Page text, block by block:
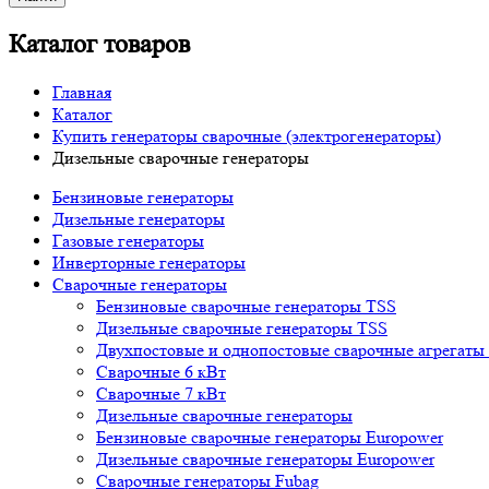
Каталог товаров
Главная
Каталог
Купить генераторы сварочные (электрогенераторы)
Дизельные сварочные генераторы
Бензиновые генераторы
Дизельные генераторы
Газовые генераторы
Инверторные генераторы
Сварочные генераторы
Бензиновые сварочные генераторы TSS
Дизельные сварочные генераторы TSS
Двухпостовые и однопостовые сварочные агрегаты
Сварочные 6 кВт
Сварочные 7 кВт
Дизельные сварочные генераторы
Бензиновые сварочные генераторы Europower
Дизельные сварочные генераторы Europower
Сварочные генераторы Fubag